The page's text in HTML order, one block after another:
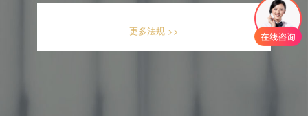
更多法规 >>